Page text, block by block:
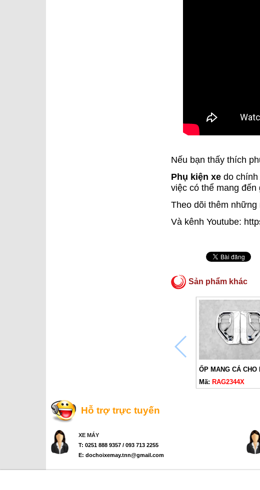
Nếu bạn thấy thích
Phụ kiện xe do
việc có thể mang đến
Theo dõi thêm những
Và kênh Youtube:
Sản phẩm khác
Mã: RAG2344X
Hỗ trợ trực tuyến
XE MÁY
T: 0251 888 9357 / 093 713 2255
E: dochoixemay.tnn@gmail.com